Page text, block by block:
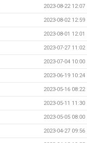
2023-08-22 12:07
2023-08-02 12:59
2023-08-01 12:01
2023-07-27 11:02
2023-07-04 10:00
2023-06-19 10:24
2023-05-16 08:22
2023-05-11 11:30
2023-05-05 08:00
2023-04-27 09:56